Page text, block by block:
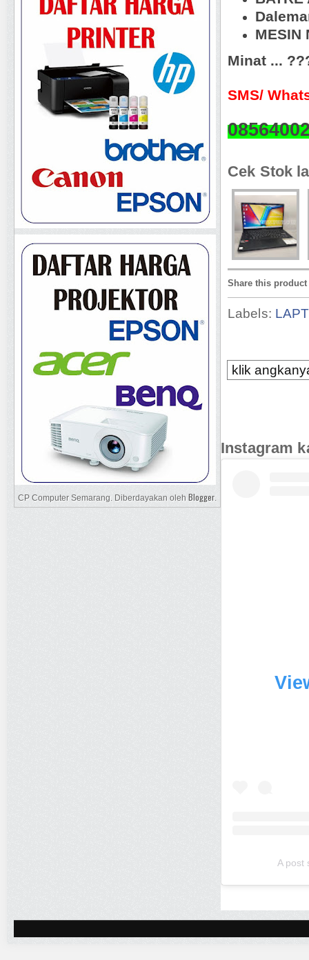
MESIN
Minat ...
SMS/
Cek Stok
Share this product
Labels:
klik
Instagram
A post
CP Computer Semarang. Diberdayakan oleh Blogger.